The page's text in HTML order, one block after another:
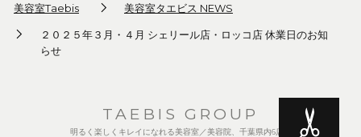
美容室Taebis 美容室タエビス NEWS
２０２５年３月・４月 シェリール店・ロッコ店 休業日のお知
らせ
TAEBIS GROUP
明るく楽しくキレイになれる美容室／美容院、千葉県内6店舗